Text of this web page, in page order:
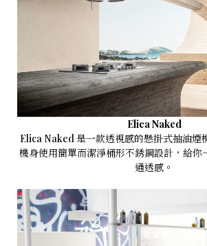
Elica Naked
Elica Naked 是一款透視感的懸掛式抽油煙
機身使用簡單而潔淨桶形不銹鋼設計，給你
通透感。